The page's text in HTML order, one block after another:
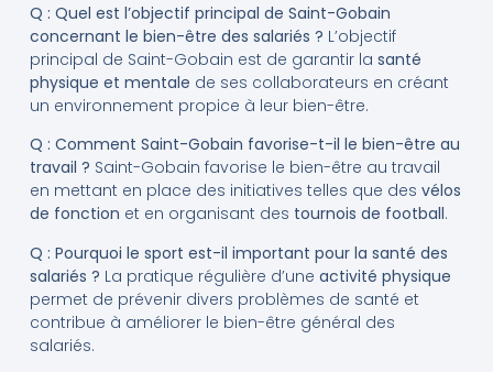
Q : Quel est l’objectif principal de Saint-Gobain
concernant le bien-être des salariés ? L’objectif
principal de Saint-Gobain est de garantir la santé
physique et mentale de ses collaborateurs en créant
un environnement propice à leur bien-être.
Q : Comment Saint-Gobain favorise-t-il le bien-être au
travail ? Saint-Gobain favorise le bien-être au travail
en mettant en place des initiatives telles que des vélos
de fonction et en organisant des tournois de football.
Q : Pourquoi le sport est-il important pour la santé des
salariés ? La pratique régulière d’une activité physique
permet de prévenir divers problèmes de santé et
contribue à améliorer le bien-être général des
salariés.